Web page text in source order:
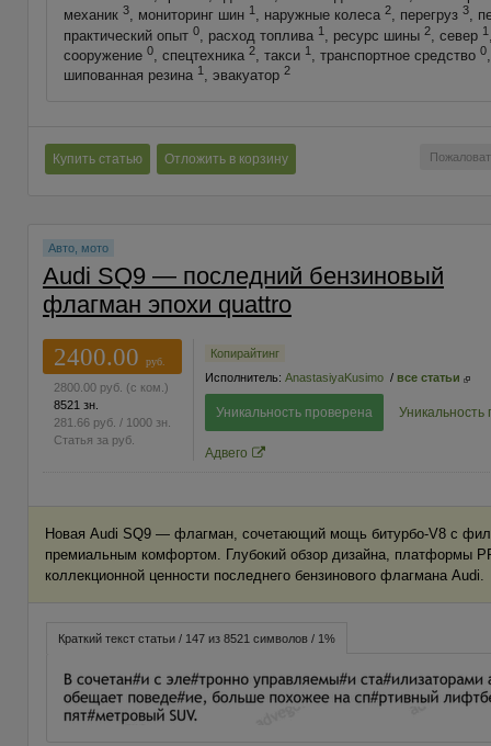
механик 3, мониторинг шин 1 , наружные колеса 2, перегруз 3,
практический опыт 0, расход топлива 1, ресурс шины 2, север 1
сооружение 0, спецтехника 2, такси 1, транспортное средство 0
шипованная резина 1 , эвакуатор 2
Купить статью Отложить в корзину
Авто, мото
Audi SQ9 — последний бензиновый
флагман эпохи quattro
2400.00
руб.
2800.00 руб. (с ком.)
8521 зн.
281.66 руб. / 1000 зн.
Статья за руб.
Копирайтинг
Исполнитель: AnastasiyaKusimo / все статьи
Уникальность проверена Уникальность
Адвего
Новая Audi SQ9 — флагман, сочетающий мощь битурбо-V8 с
премиальным комфортом. Глубокий обзор дизайна, платформы
коллекционной ценности последнего бензинового флагмана Audi.
Краткий текст статьи / 147 из 8521 символов / 1%